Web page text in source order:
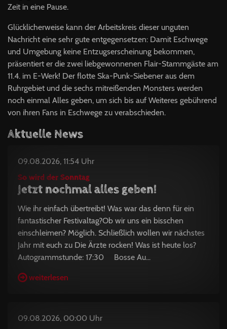
Zeit in eine Pause.
Glücklicherweise kann der Arbeitskreis dieser unguten
Nachricht eine sehr gute entgegensetzen: Damit Eschwege
und Umgebung keine Entzugserscheinung bekommen,
präsentiert er die zwei liebgewonnenen Flair-Stammgäste am
11.4. im E-Werk! Der flotte Ska-Punk-Siebener aus dem
Ruhrgebiet und die sechs mitreißenden Monsters werden
noch einmal Alles geben, um sich bis auf Weiteres gebührend
von ihren Fans in Eschwege zu verabschieden.
Aktuelle News
09.08.2026, 11:54 Uhr
So wird der Sonntag
Jetzt nochmal alles geben!
Wie ihr einfach übertreibt! Was war das denn für ein
fantastischer Festivaltag?Ob wir uns ein bisschen
einschleimen? Möglich. Schließlich wollen wir nächstes
Jahr mit euch zu Die Ärzte rocken! Was ist heute los?
Autogrammstunde: 17:30 Bosse Au...
weiterlesen
09.08.2026, 00:00 Uhr